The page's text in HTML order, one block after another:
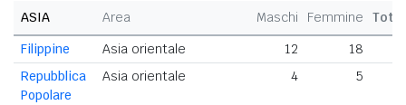
ASIA Area Maschi Femmine
Filippine
Asia orientale 12 18
Repubblica
Popolare
Asia orientale 4 5